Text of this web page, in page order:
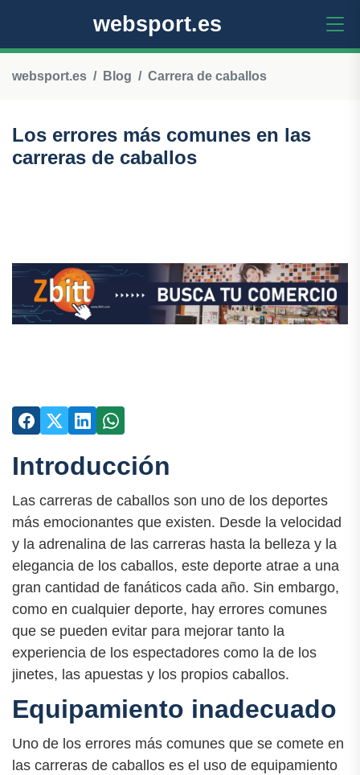
websport.es
websport.es Blog Carrera de caballos
Los errores más comunes en las
carreras de caballos
Introducción
Las carreras de caballos son uno de los deportes
más emocionantes que existen. Desde la velocidad
y la adrenalina de las carreras hasta la belleza y la
elegancia de los caballos, este deporte atrae a una
gran cantidad de fanáticos cada año. Sin embargo,
como en cualquier deporte, hay errores comunes
que se pueden evitar para mejorar tanto la
experiencia de los espectadores como la de los
jinetes, las apuestas y los propios caballos.
Equipamiento inadecuado
Uno de los errores más comunes que se comete en
las carreras de caballos es el uso de equipamiento